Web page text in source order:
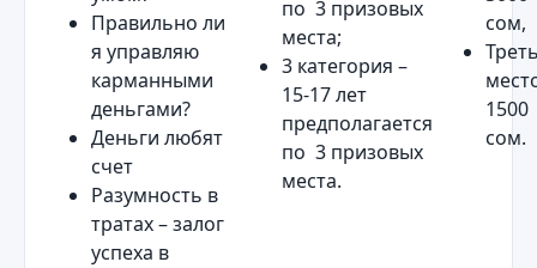
Правильно ли
я управляю
карманными
деньгами?
Деньги любят
счет
Разумность в
тратах – залог
успеха в
по 3 призовых
места;
3 категория –
15-17 лет
предполагается
по 3 призовых
места.
сом,
1500
сом.